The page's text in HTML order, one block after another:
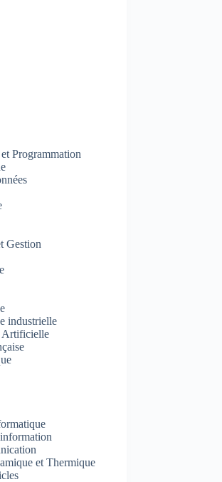
Programmation
Gestion
industrielle
Artificielle
et Thermique